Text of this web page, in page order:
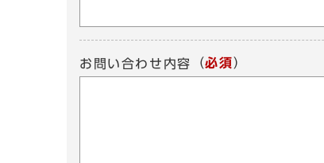
お問い合わせ内容 （必須）